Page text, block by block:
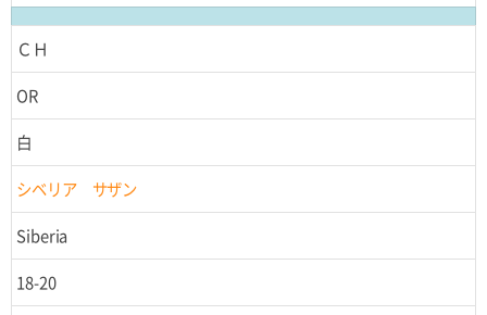
ＣＨ
OR
白
シベリア サザン
Siberia
18-20